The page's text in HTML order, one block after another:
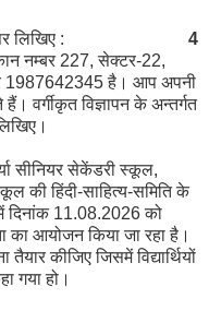
लिखिए :
4
नम्बर 227, सेक्टर-22,
1987642345 है। आप अपनी
वर्गीकृत विज्ञापन के अन्तर्गत
सीनियर सेकेंडरी स्कूल,
की हिंदी-साहित्य-समिति के
दिनांक 11.08.2026 को
का आयोजन किया जा रहा है।
कीजिए जिसमें विद्यार्थियों
गया हो।